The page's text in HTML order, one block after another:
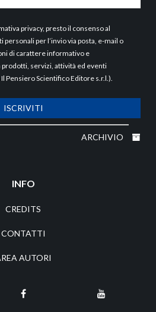
privacy, presto il consenso al
per l’invio via posta, e-mail o
di carattere informativo e
servizi, attività ed eventi
Pensiero Scientifico Editore s.r.l.).
ISCRIVITI
ARCHIVIO
INFO
CREDITS
CONTATTI
AUTORI